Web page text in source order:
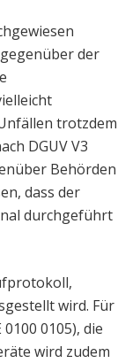
der
trotzdem
DGUV V3
Behörden
dass der
durchgeführt
wird. Für
0105), die
wird zudem